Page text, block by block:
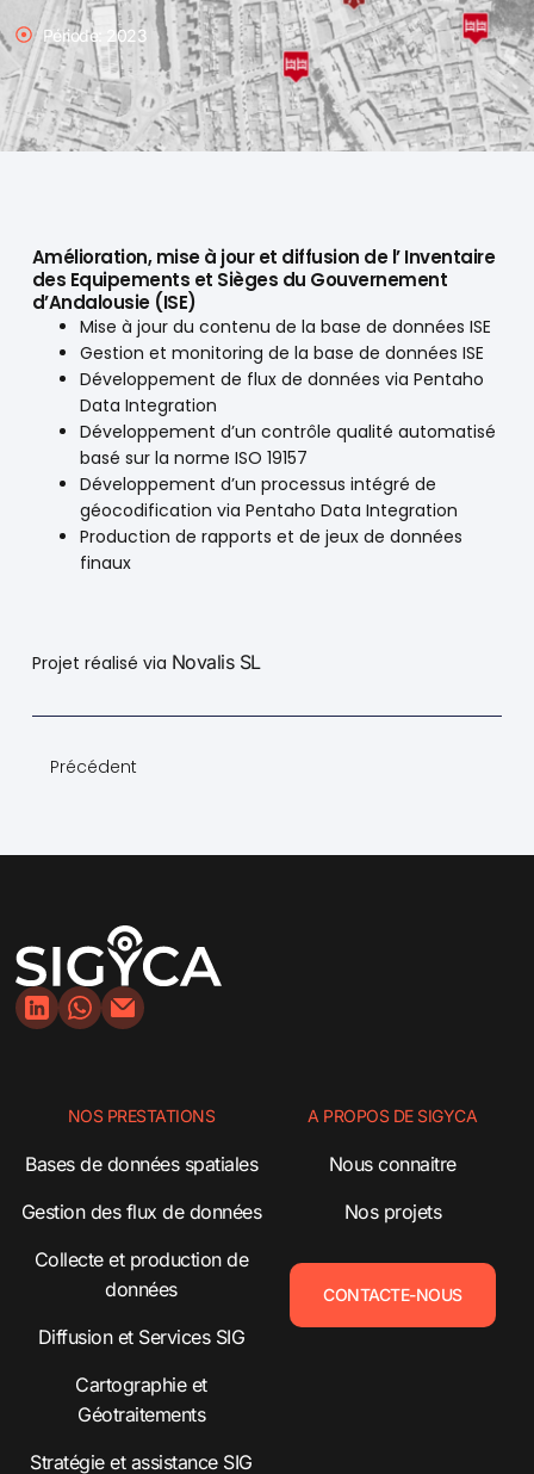
Période: 2023
Amélioration, mise à jour et diffusion de l’ Inventaire
des Equipements et Sièges du Gouvernement
d’Andalousie (ISE)
Mise à jour du contenu de la base de données ISE
Gestion et monitoring de la base de données ISE
Développement de flux de données via Pentaho
Data Integration
Développement d’un contrôle qualité automatisé
basé sur la norme ISO 19157
Développement d’un processus intégré de
géocodification via Pentaho Data Integration
Production de rapports et de jeux de données
finaux
Projet réalisé via Novalis SL
Précédent
NOS PRESTATIONS
Bases de données spatiales
Gestion des flux de données
Collecte et production de
données
Diffusion et Services SIG
Cartographie et
Géotraitements
Stratégie et assistance SIG
A PROPOS DE SIGYCA
Nous connaitre
Nos projets
CONTACTE-NOUS